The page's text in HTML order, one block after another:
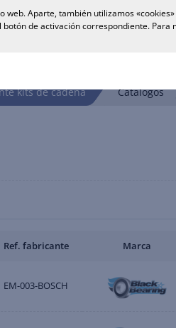
kits de cadena Catálogos
Ref. fabricante Marca
EM-003-BOSCH
Aparte, también utilizamos
de activación correspondiente.